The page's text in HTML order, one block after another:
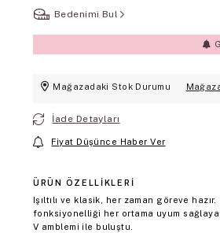
Bedenimi Bul
Mağazadaki Stok Durumu
İade Detayları
Fiyat Düşünce Haber Ver
ÜRÜN ÖZELLIKLERI
Işıltılı ve klasik, her zaman göreve
fonksiyonelliği her ortama uyum
V amblemi ile buluştu.